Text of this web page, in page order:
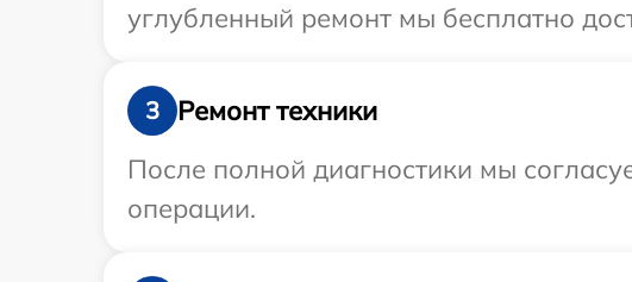
углубленный ремонт мы бесплатно
3
Ремонт техники
После полной диагностики мы
операции.